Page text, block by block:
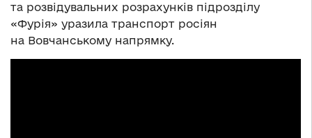
та розвідувальних розрахунків підрозділу
«Фурія» уразила транспорт росіян
на Вовчанському напрямку.